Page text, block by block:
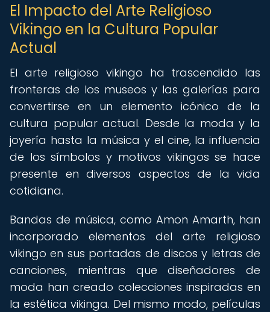
El Impacto del Arte Religioso
Vikingo en la Cultura Popular
Actual
El arte religioso vikingo ha trascendido las
fronteras de los museos y las galerías para
convertirse en un elemento icónico de la
cultura popular actual. Desde la moda y la
joyería hasta la música y el cine, la influencia
de los símbolos y motivos vikingos se hace
presente en diversos aspectos de la vida
cotidiana.
Bandas de música, como Amon Amarth, han
incorporado elementos del arte religioso
vikingo en sus portadas de discos y letras de
canciones, mientras que diseñadores de
moda han creado colecciones inspiradas en
la estética vikinga. Del mismo modo, películas